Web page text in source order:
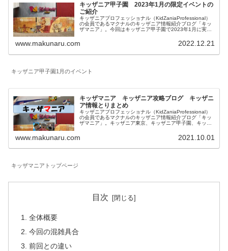
キッザニア甲子園 2023年1月の限定イベントの
ご紹介
キッザニアプロフェッショナル（KidZaniaProfessional）
の会員であるマクナルのキッザニア情報紹介ブログ「キッ
ザマニア」。今回はキッザニア甲子園で2023年1月に実施
www.makunaru.com 2022.12.21
キッザニア甲子園1月のイベント
キッザマニア キッザニア攻略ブログ キッザニ
ア情報とりまとめ
キッザニアプロフェッショナル（KidZaniaProfessional）
の会員であるマクナルのキッザニア情報紹介ブログ「キッ
ザマニア」。キッザニア東京、キッザニア甲子園、キッザ
も記載したお仕事体験記、料金等に関係する予約方法、お
得な情報等を記載しています。
www.makunaru.com 2021.10.01
キッザマニアトップページ
目次
全体概要
今回の混雑具合
前回との違い